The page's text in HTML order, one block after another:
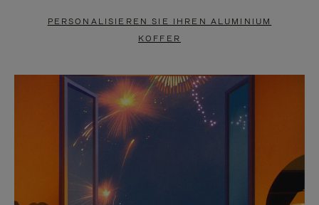
DRÜCKEN
ANZUHALTEN
ZUM
AUFHEBEN
STUMMSCHALTUNG
PERSONALISIEREN SIE IHREN ALUMINIUM
KOFFER